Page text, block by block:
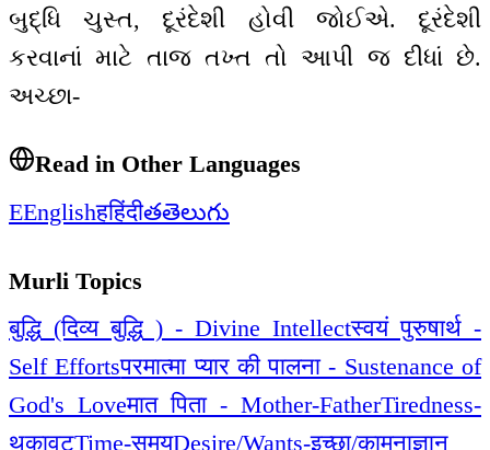
બુદ્ધિ ચુસ્ત, દૂરંદેશી હોવી જોઈએ. દૂરંદેશી
કરવાનાં માટે તાજ તખ્ત તો આપી જ દીધાં છે.
અચ્છા-
Read in Other Languages
EEnglishहहिंदीతతెలుగు
Murli Topics
बुद्धि (दिव्य बुद्धि ) - Divine Intellectस्वयं पुरुषार्थ -
Self Effortsपरमात्मा प्यार की पालना - Sustenance of
God's Loveमात पिता - Mother-FatherTiredness-
थकावटTime-समयDesire/Wants-इच्छा/कामनाज्ञान